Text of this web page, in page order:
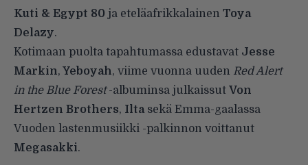
Kuti & Egypt 80 ja eteläafrikkalainen Toya
Delazy.
Kotimaan puolta tapahtumassa edustavat Jesse
Markin, Yeboyah, viime vuonna uuden Red Alert
in the Blue Forest-albuminsa julkaissut Von
Hertzen Brothers, Iltasekä Emma-gaalassa
Vuoden lastenmusiikki -palkinnon voittanut
Megasakki.